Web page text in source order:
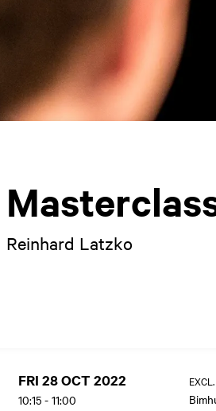
Reinhard Latzko
FRI 28 OCT 2022
10:15 - 11:00